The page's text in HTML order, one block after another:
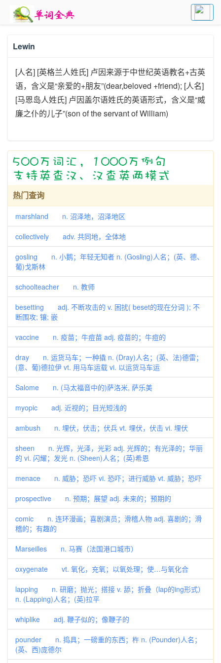
Lewin
[人名] [英格兰人姓氏] 卢因来源于中世纪英语教名+古英
语，含义是“亲爱的+朋友”(dear,beloved +friend); [人名]
[马恩岛人姓氏] 卢因盖尔语姓氏的英语形式，含义是“威
廉之仆的儿子”(son of the servant of William)
热门查询
marshland n. 沼泽地，沼泽地区
collectively adv. 共同地，全体地
gosling n. 小鹅；年轻无知者 n. (Gosling)人名；(英、德、
葡)戈斯林
schoolteacher n. 教师
besetting adj. 不断攻击的 v. 困扰( beset的现在分词 ); 不
断围攻; 镶; 嵌
vaccine n. 疫苗；牛痘苗 adj. 疫苗的；牛痘的
dray n. 运货马车；一种撬 n. (Dray)人名；(英、法)德雷；
(意、葡)德拉伊 vt. 用马车运载 vi. 以运货马车运
Salome n. (马太福音中的)萨洛米, 萨乐美
myopic adj. 近视的；目光短浅的
ambush n. 埋伏，伏击；伏兵 vt. 埋伏，伏击 vi. 埋伏
sheen n. 光辉，光泽，光彩 adj. 光辉的；有光泽的；华丽
的 vi. 闪耀；发光 n. (Sheen)人名；(英)希恩
menace n. 威胁；恐吓 vi. 恐吓；进行威胁 vt. 威胁；恐吓
prospective n. 预期；展望 adj. 未来的；预期的
comic n. 连环漫画；喜剧演员；滑稽人物 adj. 喜剧的；滑
稽的；有趣的
Marseilles n. 马赛（法国港口城市）
oxygenate vt. 氧化，充氧；以氧处理；使…与氧化合
lapping n. 研磨；抛光；搭接 v. 舔；折叠（lap的ing形式）
n. (Lapping)人名；(英)拉平
whiplike adj. 鞭子似的；像鞭子的
pounder n. 捣具；一磅重的东西；杵 n. (Pounder)人名；
(英、西)庞德尔